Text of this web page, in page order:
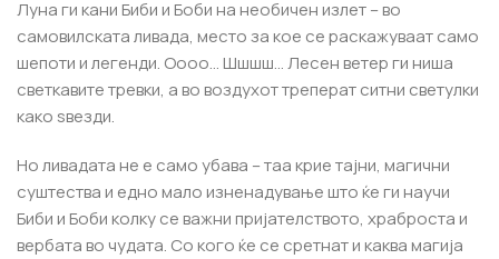
Луна ги кани Биби и Боби на необичен излет – во
самовилската ливада, место за кое се раскажуваат само
шепоти и легенди. Оооо… Шшшш… Лесен ветер ги ниша
светкавите тревки, а во воздухот треперат ситни светулки
како ѕвезди.
Но ливадата не е само убава – таа крие тајни, магични
суштества и едно мало изненадување што ќе ги научи
Биби и Боби колку се важни пријателството, храброста и
вербата во чудата. Со кого ќе се сретнат и каква магија